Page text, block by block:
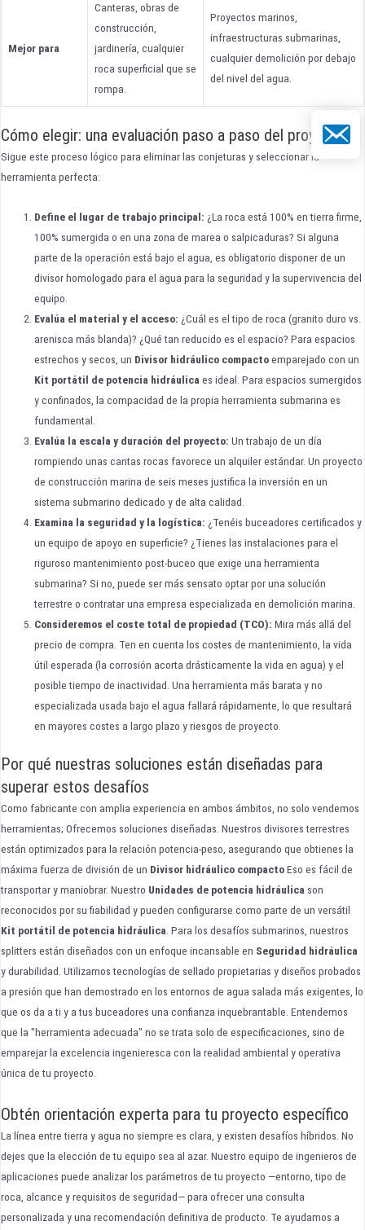
Mejor para
Canteras, obras de
construcción,
jardinería, cualquier
roca superficial que se
rompa.
Proyectos marinos,
infraestructuras submarinas,
cualquier demolición por debajo
del nivel del agua.
Cómo elegir: una evaluación paso a paso del proyecto
Sigue este proceso lógico para eliminar las conjeturas y seleccionar la
herramienta perfecta:
Define el lugar de trabajo principal: ¿La roca está 100% en tierra firme,
100% sumergida o en una zona de marea o salpicaduras? Si alguna
parte de la operación está bajo el agua, es obligatorio disponer de un
divisor homologado para el agua para la seguridad y la supervivencia del
equipo.
Evalúa el material y el acceso: ¿Cuál es el tipo de roca (granito duro vs.
arenisca más blanda)? ¿Qué tan reducido es el espacio? Para espacios
estrechos y secos, un Divisor hidráulico compactoemparejado con un
Kit portátil de potencia hidráulica es ideal. Para espacios sumergidos
y confinados, la compacidad de la propia herramienta submarina es
fundamental.
Evalúa la escala y duración del proyecto: Un trabajo de un día
rompiendo unas cantas rocas favorece un alquiler estándar. Un proyecto
de construcción marina de seis meses justifica la inversión en un
sistema submarino dedicado y de alta calidad.
Examina la seguridad y la logística: ¿Tenéis buceadores certificados y
un equipo de apoyo en superficie? ¿Tienes las instalaciones para el
riguroso mantenimiento post-buceo que exige una herramienta
submarina? Si no, puede ser más sensato optar por una solución
terrestre o contratar una empresa especializada en demolición marina.
Consideremos el coste total de propiedad (TCO): Mira más allá del
precio de compra. Ten en cuenta los costes de mantenimiento, la vida
útil esperada (la corrosión acorta drásticamente la vida en agua) y el
posible tiempo de inactividad. Una herramienta más barata y no
especializada usada bajo el agua fallará rápidamente, lo que resultará
en mayores costes a largo plazo y riesgos de proyecto.
Por qué nuestras soluciones están diseñadas para
superar estos desafíos
Como fabricante con amplia experiencia en ambos ámbitos, no solo vendemos
herramientas; Ofrecemos soluciones diseñadas. Nuestros divisores terrestres
están optimizados para la relación potencia-peso, asegurando que obtienes la
máxima fuerza de división de un Divisor hidráulico compactoEso es fácil de
transportar y maniobrar. Nuestro Unidades de potencia hidráulica son
reconocidos por su fiabilidad y pueden configurarse como parte de un versátil
Kit portátil de potencia hidráulica. Para los desafíos submarinos, nuestros
splitters están diseñados con un enfoque incansable en Seguridad hidráulica
y durabilidad. Utilizamos tecnologías de sellado propietarias y diseños probados
a presión que han demostrado en los entornos de agua salada más exigentes, lo
que os da a ti y a tus buceadores una confianza inquebrantable. Entendemos
que la "herramienta adecuada" no se trata solo de especificaciones, sino de
emparejar la excelencia ingenieresca con la realidad ambiental y operativa
única de tu proyecto.
Obtén orientación experta para tu proyecto específico
La línea entre tierra y agua no siempre es clara, y existen desafíos híbridos. No
dejes que la elección de tu equipo sea al azar. Nuestro equipo de ingenieros de
aplicaciones puede analizar los parámetros de tu proyecto —entorno, tipo de
roca, alcance y requisitos de seguridad— para ofrecer una consulta
personalizada y una recomendación definitiva de producto. Te ayudamos a
Correo